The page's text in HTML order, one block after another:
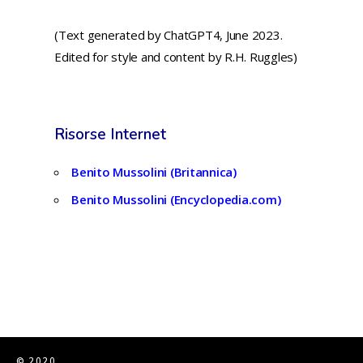
(Text generated by ChatGPT4, June 2023.
Edited for style and content by R.H. Ruggles)
Risorse Internet
Benito Mussolini (Britannica)
Benito Mussolini (Encyclopedia.com)